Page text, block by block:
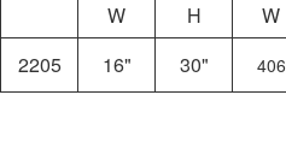
W
H W
2205
16" 30" 406